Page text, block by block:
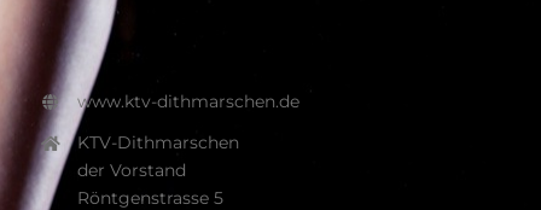
www.ktv-dithmarschen.de
KTV-Dithmarschen
der Vorstand
Röntgenstrasse 5